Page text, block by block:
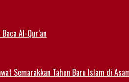
Al-Qur’an
Semarakkan Tahun Baru Islam di